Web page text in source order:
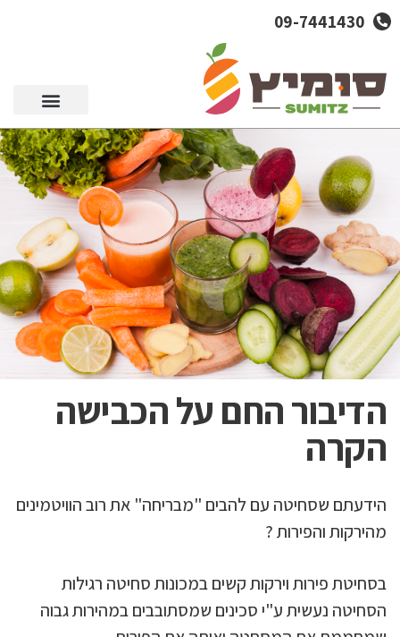
09-7441430
הדיבור החם על הכבישה
הקרה
הידעתם שסחיטה עם להבים "מבריחה" את רוב הוויטמינים
מהירקות והפירות ?
בסחיטת פירות וירקות קשים במכונות סחיטה רגילות
הסחיטה נעשית ע"י סכינים שמסתובבים במהירות גבוה